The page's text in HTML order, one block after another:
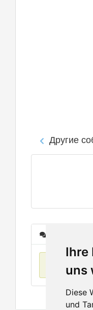
Ihre
uns
Diese
und
Другие